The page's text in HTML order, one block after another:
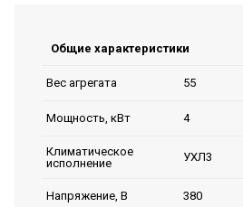
Общие характеристики
Вес агрегата 55
Мощность, кВт 4
Климатическое
исполнение
УХЛ3
Напряжение, В 380